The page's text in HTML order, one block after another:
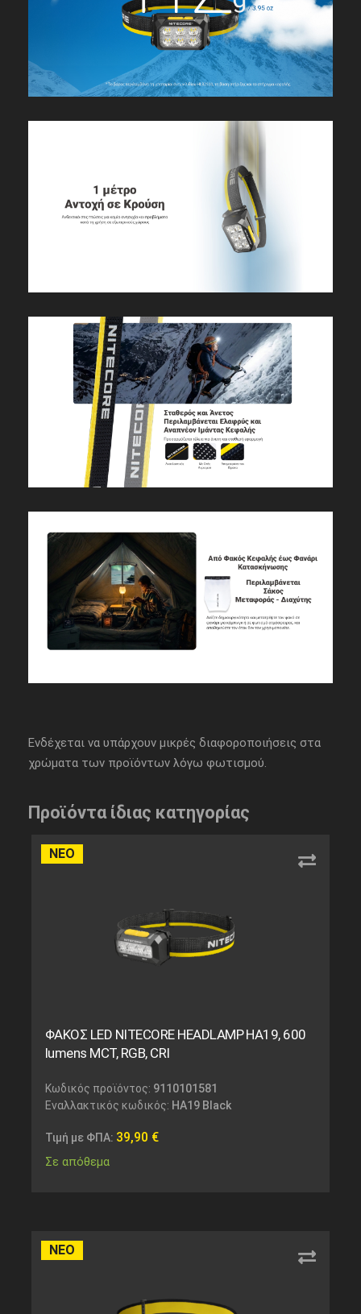
Ενδέχεται να υπάρχουν μικρές διαφοροποιήσεις στα
χρώματα των προϊόντων λόγω φωτισμού.
Προϊόντα ίδιας κατηγορίας
ΝΕΟ
ΦΑΚΟΣ LED NITECORE HEADLAMP HA19, 600
lumens MCT, RGB, CRI
Κωδικός προϊόντος: 9110101581
Εναλλακτικός κωδικός: HA19 Black
Τιμή με ΦΠΑ: 39,90 €
Σε απόθεμα
ΝΕΟ